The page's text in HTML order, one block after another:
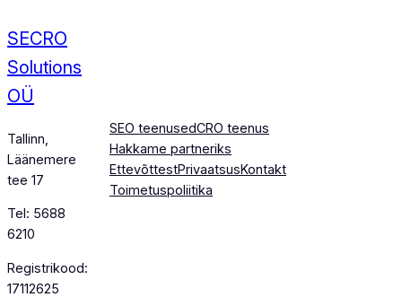
SECRO
Solutions
OÜ
Tallinn,
Läänemere
tee 17
Tel: 5688
6210
Registrikood:
17112625
SEO teenusedCRO teenus
Hakkame partneriks
EttevõttestPrivaatsusKontakt
Toimetuspoliitika